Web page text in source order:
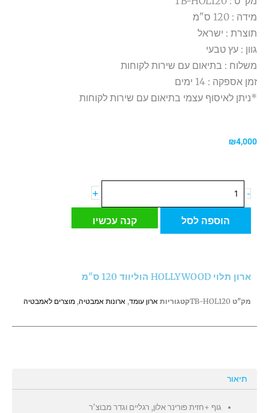
מידה : 120 ס"מ
תוצרת : ישראל
גוון : עץ טבעי
משלוח : בתיאום עם שירות לקוחות
זמן אספקה : 14 ימים
*ניתן לאיסוף עצמי בתיאום עם שירות לקוחות
₪4,000
-
של
ס"מ
+
הוספה לסל קנה עכשיו
ארון תלוי HOLLYWOOD הוליווד 120 ס"מ
מק"ט TB-HOL120קטגוריות ארון עומד, ארונות אמבטיה, מוצרים לאמבטיה
תיאור
גוף +חזית פורינר אלון, רגליים וגדר מבוצ'ר